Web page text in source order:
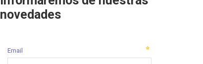
novedades